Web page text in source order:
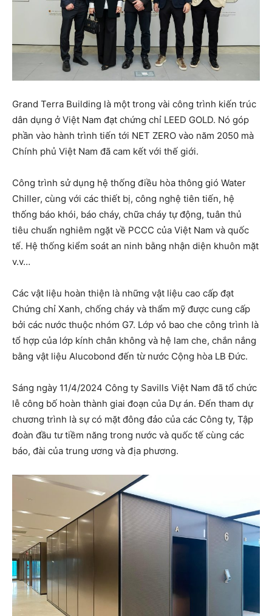
Grand Terra Building là một trong vài công trình kiến trúc
dân dụng ở Việt Nam đạt chứng chỉ LEED GOLD. Nó góp
phần vào hành trình tiến tới NET ZERO vào năm 2050 mà
Chính phủ Việt Nam đã cam kết với thế giới.
Công trình sử dụng hệ thống điều hòa thông gió Water
Chiller, cùng với các thiết bị, công nghệ tiên tiến, hệ
thống báo khói, báo cháy, chữa cháy tự động, tuân thủ
tiêu chuẩn nghiêm ngặt về PCCC của Việt Nam và quốc
tế. Hệ thống kiểm soát an ninh bằng nhận diện khuôn mặt
v.v…
Các vật liệu hoàn thiện là những vật liệu cao cấp đạt
Chứng chỉ Xanh, chống cháy và thẩm mỹ được cung cấp
bởi các nước thuộc nhóm G7. Lớp vỏ bao che công trình là
tổ hợp của lớp kính chân không và hệ lam che, chắn nắng
bằng vật liệu Alucobond đến từ nước Cộng hòa LB Đức.
Sáng ngày 11/4/2024 Công ty Savills Việt Nam đã tổ chức
lễ công bố hoàn thành giai đoạn của Dự án. Đến tham dự
chương trình là sự có mặt đông đảo của các Công ty, Tập
đoàn đầu tư tiềm năng trong nước và quốc tế cùng các
báo, đài của trung ương và địa phương.